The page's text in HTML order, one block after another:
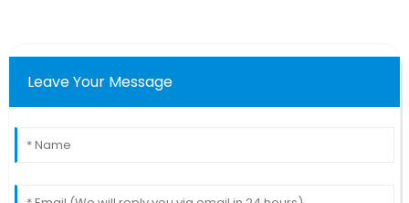
Leave Your Message